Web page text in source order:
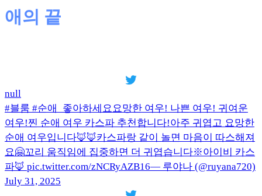
애의 끝
null
#블룸 #순애_좋아하세요요망한 여우! 나쁜 여우! 귀여운
여우!찐 순애 여우 카스파 추천합니다!아주 귀엽고 요망한
순애 여우입니다🦊🦊카스파랑 같이 놀면 마음이 따스해져
요🤗꼬리 움직임에 집중하면 더 귀엽습니다※아이비 카스
파🦊 pic.twitter.com/zNCRyAZB16— 루야나 (@ruyana720)
July 31, 2025